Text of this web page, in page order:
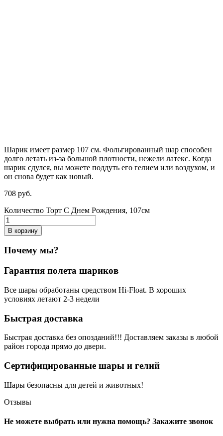
Шарик имеет размер 107 см. Фольгированный шар способен
долго летать из-за большой плотности, нежели латекс. Когда
шарик сдулся, вы можете поддуть его гелием или воздухом, и
он снова будет как новый.
708 руб.
Количество Торт С Днем Рождения, 107см
В корзину
Почему мы?
Гарантия полета шариков
Все шары обработаны средством Hi-Float. В хороших
условиях летают 2-3 недели
Быстрая доставка
Быстрая доставка без опозданий!!! Доставляем заказы в любой
район города прямо до двери.
Сертифицированные шары и гелий
Шары безопасны для детей и животных!
Отзывы
Не можете выбрать или нужна помощь? Закажите звонок